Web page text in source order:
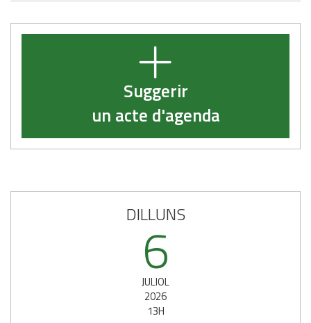
Suggerir
un acte d'agenda
DILLUNS
6
JULIOL
2026
13H